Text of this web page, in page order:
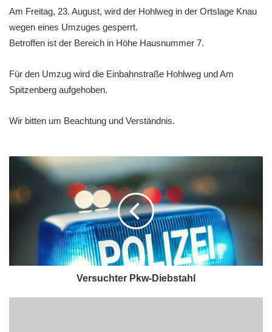
Am Freitag, 23. August, wird der Hohlweg in der Ortslage Knau
wegen eines Umzuges gesperrt.
Betroffen ist der Bereich in Höhe Hausnummer 7.
Für den Umzug wird die Einbahnstraße Hohlweg und Am
Spitzenberg aufgehoben.
Wir bitten um Beachtung und Verständnis.
Versuchter Pkw-Diebstahl